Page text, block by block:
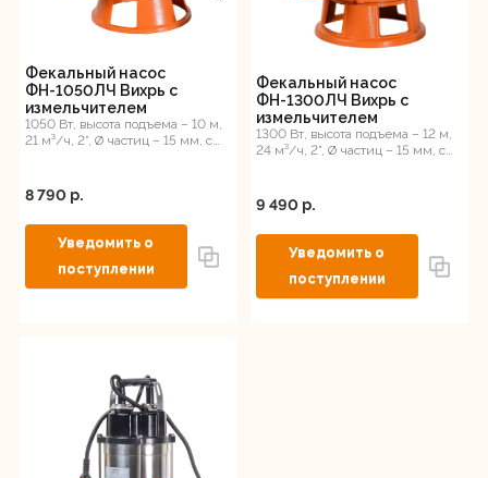
Фекальный насос
ФН-1050ЛЧ Вихрь с
измельчителем
1050 Вт, высота подъема – 10 м,
21 м³/ч, 2”, Ø частиц – 15 мм, с
8 790 p.
Фекальный насос
ФН-1300ЛЧ Вихрь с
измельчителем
1300 Вт, высота подъема – 12 м,
24 м³/ч, 2”, Ø частиц – 15 мм, с
9 490 p.